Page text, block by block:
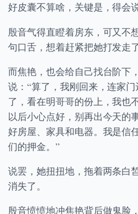
好皮囊不算啥，关键是，得会
殷音气得直瞪着房东，可又不
句口舌，想着赶紧把她打发走
而焦艳，也会给自己找台阶下
说：“算了，我刚回来，连家
了，看在明哥哥的份上，我也
以后小心点好，别再出今天的
好房屋、家具和电器。我是信
们的押金。”
说罢，她扭扭地，拖着两条白
消失了。
殷音愤愤地冲焦艳背后做鬼脸